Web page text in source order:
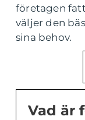
företagen
väljer den
sina behov.
Vad är